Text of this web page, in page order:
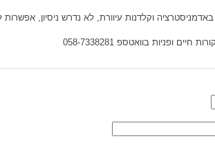
וקלדנות עיוורת, לא נדרש ניסיון,
ופניות בוואטספ 058-7338281